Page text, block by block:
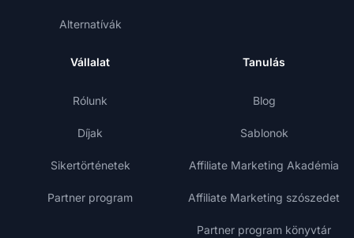
Alternatívák
Vállalat
Rólunk
Díjak
Sikertörténetek
Partner program
Tanulás
Blog
Sablonok
Affiliate Marketing Akadémia
Affiliate Marketing szószedet
Partner program könyvtár